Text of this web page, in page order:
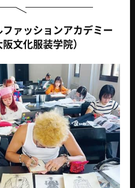
ァッションアカデミー
阪文化服装学院）